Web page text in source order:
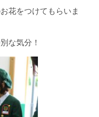
花をつけてもらいま
な気分！